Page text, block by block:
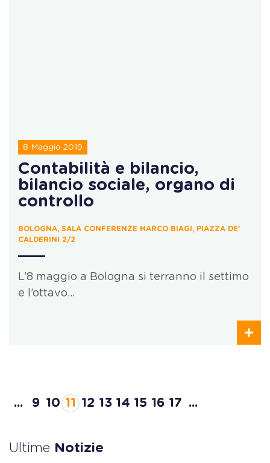
8 Maggio 2019
Contabilità e bilancio,
bilancio sociale, organo di
controllo
BOLOGNA, SALA CONFERENZE MARCO BIAGI, PIAZZA DE’
CALDERINI 2/2
L’8 maggio a Bologna si terranno il settimo
e l’ottavo…
... 9 10 11 12 13 14 15 16 17 ...
Ultime Notizie